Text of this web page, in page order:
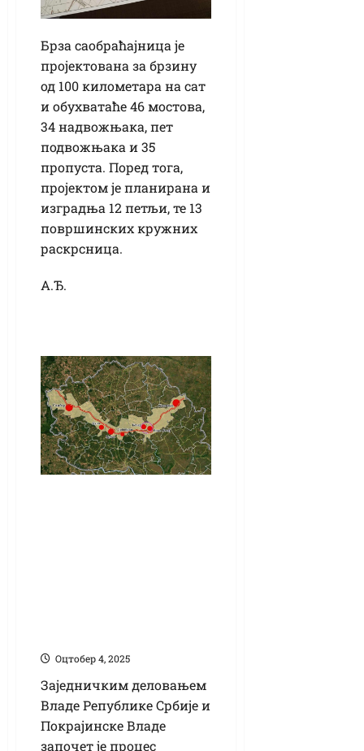
Брза саобраћајница је
пројектована за брзину
од 100 километара на сат
и обухватаће 46 мостова,
34 надвожњака, пет
подвожњака и 35
пропуста. Поред тога,
пројектом је планирана и
изградња 12 петљи, те 13
површинских кружних
раскрсница.
А.Ђ.
Оцтобер 4, 2025
Заједничким деловањем
Владе Републике Србије и
Покрајинске Владе
започет је процес